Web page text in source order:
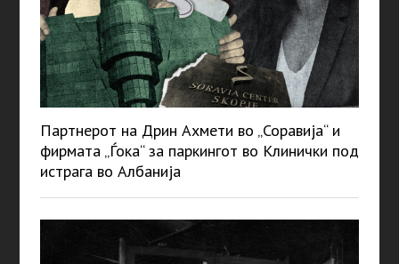
Партнерот на Дрин Ахмети во „Соравија“ и
фирмата „Ѓока“ за паркингот во Клинички под
истрага во Албанија